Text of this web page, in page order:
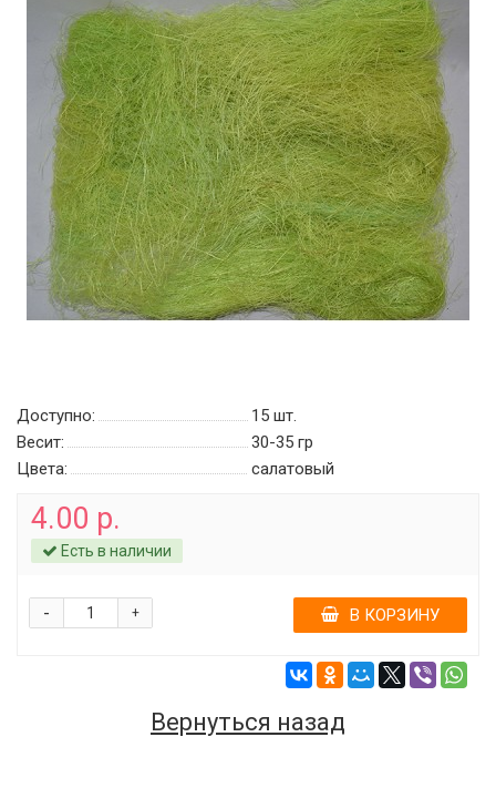
Доступно: 15 шт.
Весит:
30-35 гр
Цвета:
салатовый
4.00 р.
Есть в наличии
+
- В КОРЗИНУ
Вернуться назад